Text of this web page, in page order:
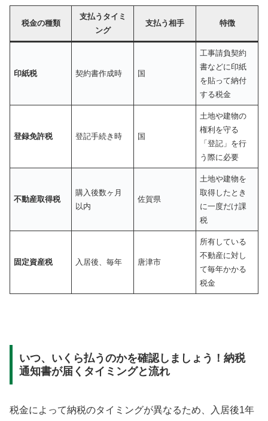
税金の種類
支払うタイミ
ング
支払う相手 特徴
印紙税 契約書作成時 国
工事請負契約
書などに印紙
を貼って納付
する税金
登録免許税 登記手続き時 国
土地や建物の
権利を守る
「登記」を行
う際に必要
不動産取得税
購入後数ヶ月
以内
佐賀県
土地や建物を
取得したとき
に一度だけ課
税
固定資産税 入居後、毎年 唐津市
所有している
不動産に対し
て毎年かかる
税金
いつ、いくら払うのかを確認しましょう！納税
通知書が届くタイミングと流れ
税金によって納税のタイミングが異なるため、入居後1年